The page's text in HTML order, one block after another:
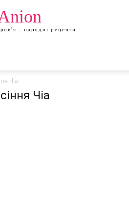
- народні рецепти
Чіа
Чіа